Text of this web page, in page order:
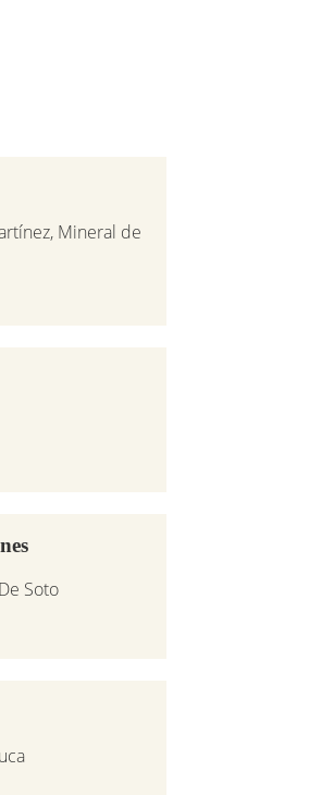
Mineral de
Soto